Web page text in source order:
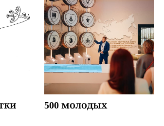
500 молодых